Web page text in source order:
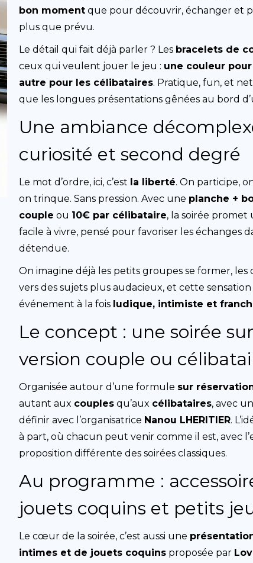
bon moment que pour découvrir, échanger et
plus que prévu.
Le détail qui fait déjà parler ? Les bracelets de
ceux qui veulent jouer le jeu : une couleur
autre pour les célibataires. Pratique, fun, et
que les longues présentations gênées au bord
Une ambiance
curiosité et second degré
Le mot d’ordre, ici, c’est la liberté. On participe,
on trinque. Sans pression. Avec une planche +
couple ou 10€ par célibataire, la soirée promet
facile à vivre, pensé pour favoriser les échanges
détendue.
On imagine déjà les petits groupes se former, les
vers des sujets plus audacieux, et cette
événement à la fois ludique, intimiste et
Le concept : une soirée
version couple ou
Organisée autour d’une formule sur
autant aux couples qu’aux célibataires, avec
définir avec l’organisatrice Nanou LHERITIER.
à part, où chacun peut venir comme il est, avec
proposition différente des soirées classiques.
Au programme :
jouets coquins et petits
Le cœur de la soirée, c’est aussi une
intimes et de jouets coquins proposée par